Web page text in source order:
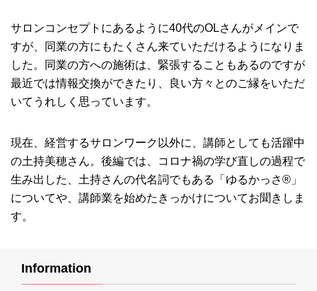
サロンコンセプトにあるように40代のOLさんがメインで
すが、同業の方にもたくさん来ていただけるようになりま
した。同業の方への施術は、緊張することもあるのですが
最近では情報交換ができたり、良い方々とのご縁をいただ
いてうれしく思っています。
現在、経営するサロンワーク以外に、講師としても活躍中
の土持美穂さん。後編では、コロナ禍の学び直しの過程で
生み出した、土持さんの代名詞でもある「ゆるかっさ®」
についてや、講師業を始めたきっかけについてお聞きしま
す。
Information